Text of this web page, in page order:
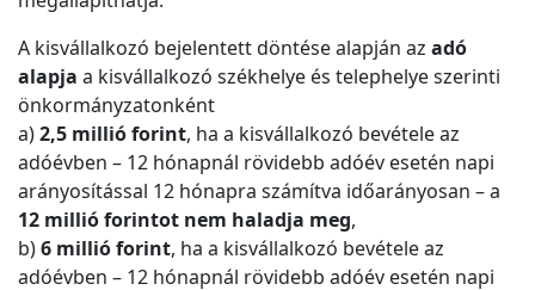
A kisvállalkozó bejelentett döntése alapján az adó
alapja a kisvállalkozó székhelye és telephelye szerinti
önkormányzatonként
a)2,5 millió forint, ha a kisvállalkozó bevétele az
adóévben – 12 hónapnál rövidebb adóév esetén napi
arányosítással 12 hónapra számítva időarányosan – a
12 millió forintot nem haladja meg,
b)6 millió forint, ha a kisvállalkozó bevétele az
adóévben – 12 hónapnál rövidebb adóév esetén napi